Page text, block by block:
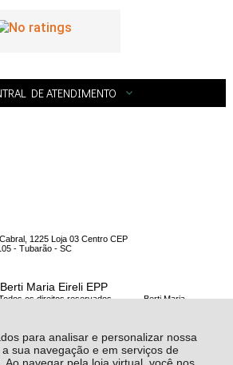
para analisar e personalizar nossa
sua navegação e em serviços de
DE ATENDIMENTO
1225 Loja 03 Centro CEP
- Tubarão - SC
Berti Maria Eireli EPP
os direitos reservados-Berti Maria-